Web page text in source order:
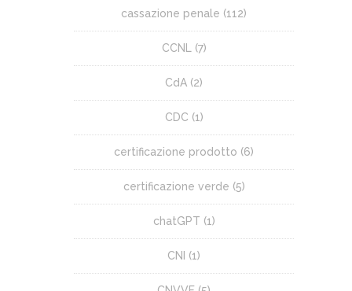
cassazione penale (112)
CCNL (7)
CdA (2)
CDC (1)
certificazione prodotto (6)
certificazione verde (5)
chatGPT (1)
CNI (1)